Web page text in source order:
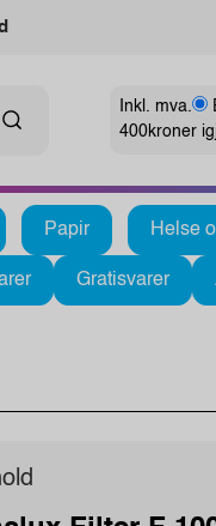
Inkl. mva.
400kroner
Papir Helse
Gratisvarer